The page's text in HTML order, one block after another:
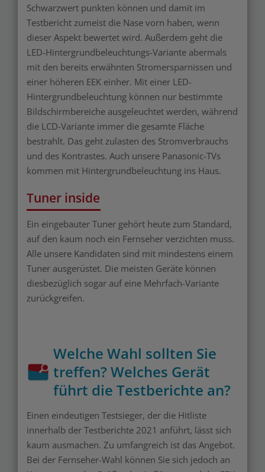
Schwarzwert punkten können und damit im
Testbericht zumeist die Nase vorn haben, wenn
dieser Aspekt bewertet wird. Außerdem geht die
LED-Hintergrundbeleuchtungs-Variante abermals
mit den bereits erwähnten Stromersparnissen und
einer höheren EEK einher. Mit einer LED-
Hintergrundbeleuchtung können nur bestimmte
Bildschirmbereiche ausgeleuchtet werden, während
die LCD-Variante immer die gesamte Fläche
bestrahlt. Das geht zulasten des Stromverbrauchs
und des Kontrastes. Auch unsere Panasonic-TVs
kommen mit Hintergrundbeleuchtung ins Haus.
Tuner inside
Ein eingebauter Tuner gehört heute zum Standard,
auf den kaum noch ein Fernseher verzichten muss.
Alle unsere Kandidaten sind mit mindestens einem
Tuner ausgerüstet. Die meisten Geräte können
diesbezüglich sogar auf eine Mehrfach-Variante
zurückgreifen.
Welche Wahl sollten Sie
treffen? Welches Gerät
führt die Testberichte an?
Einen eindeutigen Testsieger, der die Hitliste
innerhalb der Testberichte 2021 anführt, lässt sich
kaum ausmachen. Zu umfangreich ist das Angebot.
Bei der Fernseher-Wahl können Sie sich jedoch an